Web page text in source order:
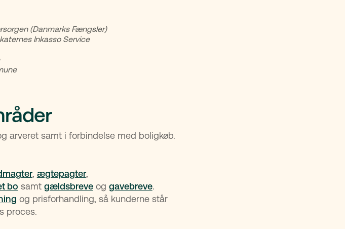
(Danmarks Fængsler)
Inkasso Service
arveret samt i forbindelse med boligkøb.
, ægtepagter,
bo samt gældsbreveog gavebreve.
og prisforhandling, så kunderne står
proces.